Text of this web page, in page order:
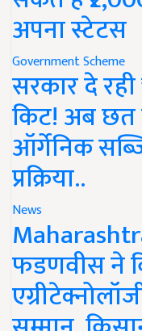
अपना स्टेटस
Government Scheme
सरकार दे रही
किट! अब छत
ऑर्गेनिक
प्रक्रिया..
News
फडणवीस ने